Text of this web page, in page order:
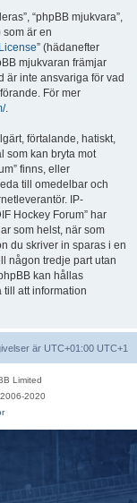
“phpBB mjukvara”,
som är en
” (hädanefter
mjukvaran främjar
är inte ansvariga för vad
För mer
.
förtalande, hatiskt,
som kan bryta mot
finns, eller
till omedelbar och
IP-
Hockey Forum” har
som helst, när som
du skriver in sparas i en
någon tredje part utan
kan hållas
att information
är UTC+01:00 UTC+1
Limited
2020